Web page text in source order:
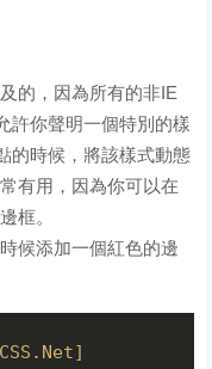
的，因為所有的非IE
許你聲明一個特別的樣
的時候，將該樣式動態
有用，因為你可以在
框。
候添加一個紅色的邊
CSS.Net]